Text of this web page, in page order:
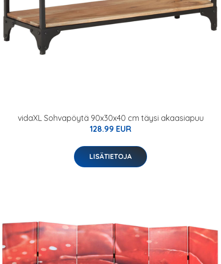
vidaXL Sohvapöytä 90x30x40 cm täysi akaasiapuu
128.99 EUR
LISÄTIETOJA